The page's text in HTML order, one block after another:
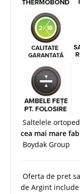
Saltelele
cea mai mare
Boydak Group
Oferta de pret
de Argint include